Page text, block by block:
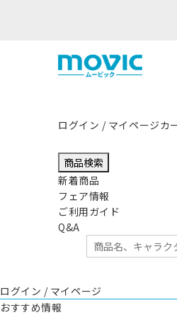
ログイン / マイページカ
商品検索
新着商品
フェア情報
ご利用ガイド
Q&A
ログイン / マイページ
おすすめ情報